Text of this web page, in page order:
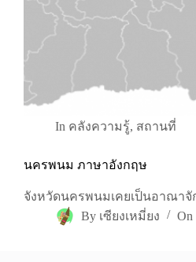
In คลังความรู้, สถานที่
นครพนม ภาษาอังกฤษ
จังหวัดนครพนมเคยเป็นอาณา
By เซียงเหมี่ยง On